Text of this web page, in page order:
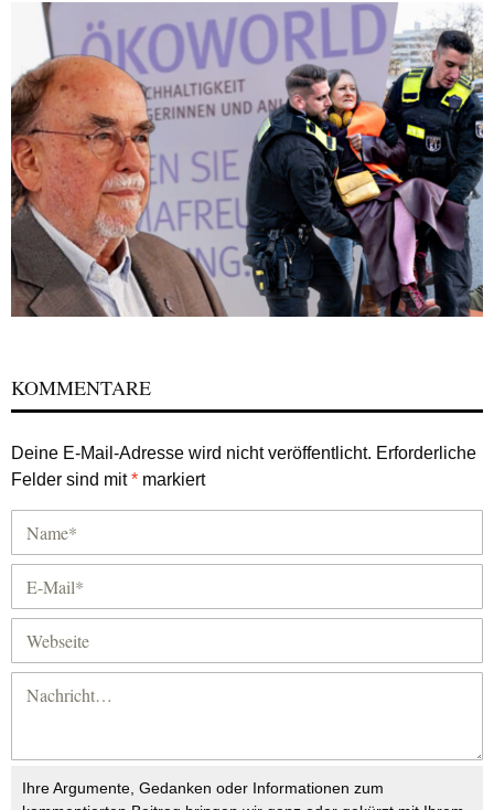
KOMMENTARE
Deine E-Mail-Adresse wird nicht veröffentlicht. Erforderliche
Felder sind mit* markiert
Ihre Argumente, Gedanken oder Informationen zum